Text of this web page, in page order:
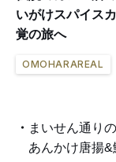
いがけスパイス
覚の旅へ
OMOHARAREAL
まいせん通り
あんかけ唐揚